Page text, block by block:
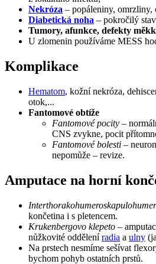
Nekróza – popáleniny, omrzliny,
Diabetická noha – pokročilý
Tumory, afunkce, defekty
U zlomenin používáme MESS
Komplikace
Hematom, kožní nekróza,
otok,...
Fantomové obtíže
Fantomové pocity –
CNS zvykne, pocit
Fantomové bolesti –
nepomůže – revize.
Amputace na horní
končetina i s pletencem.
Krukenbergovo klepeto –
nůžkovité odděleníradia a ulny
Na prstech nesmíme sešívat
bychom pohyb ostatních prstů.